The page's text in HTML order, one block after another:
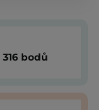
316 bodů